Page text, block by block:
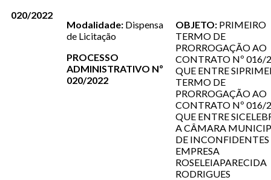
020/2022
Modalidade: Dispensa
de Licitação
PROCESSO
ADMINISTRATIVO Nº
020/2022
OBJETO: PRIMEIRO
TERMO DE
PRORROGAÇÃO AO
CONTRATO Nº 016/
QUE ENTRE
TERMO DE
PRORROGAÇÃO AO
CONTRATO Nº 016/
QUE ENTRE
A CÂMARA
DE INCONFIDENTES
EMPRESA
ROSELEIAPARECIDA
RODRIGUES